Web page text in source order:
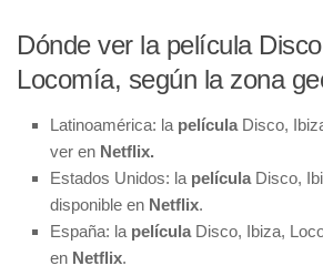
Dónde ver la película
Locomía, según la zona
Latinoamérica: la película Disco,
ver en Netflix.
Estados Unidos: la película Disco,
disponible en Netflix.
España: la película Disco, Ibiza,
en Netflix.